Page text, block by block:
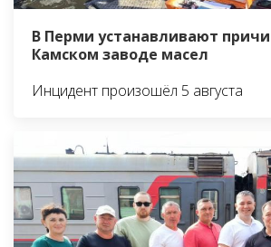
В Перми устанавливают
Камском заводе масел
Инцидент произошёл 5 августа